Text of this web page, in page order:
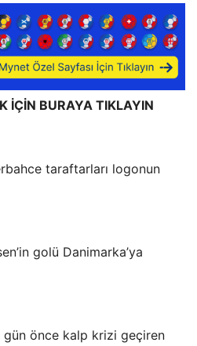
İÇİN BURAYA TIKLAYIN
taraftarları logonun
golü Danimarka’ya
gün önce kalp krizi geçiren